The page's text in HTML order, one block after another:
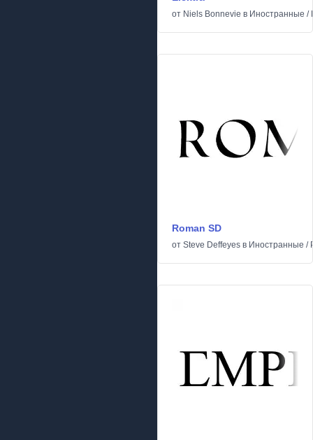
от Niels Bonnevie в Иностранные /
Roman SD
от Steve Deffeyes в Иностранные /